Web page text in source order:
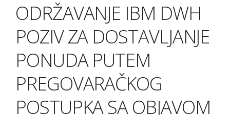
ODRŽAVANJE IBM DWH
POZIV ZA DOSTAVLJANJE
PONUDA PUTEM
PREGOVARAČKOG
POSTUPKA SA OBJAVOM